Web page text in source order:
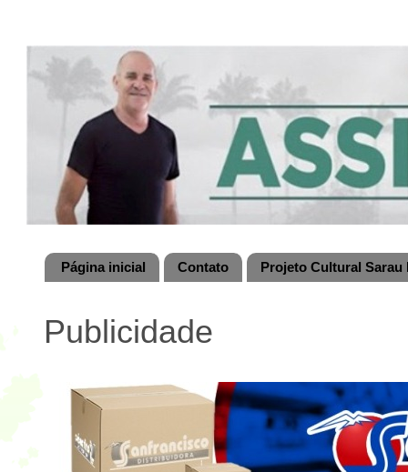
Página inicial Contato Projeto Cultural
Publicidade